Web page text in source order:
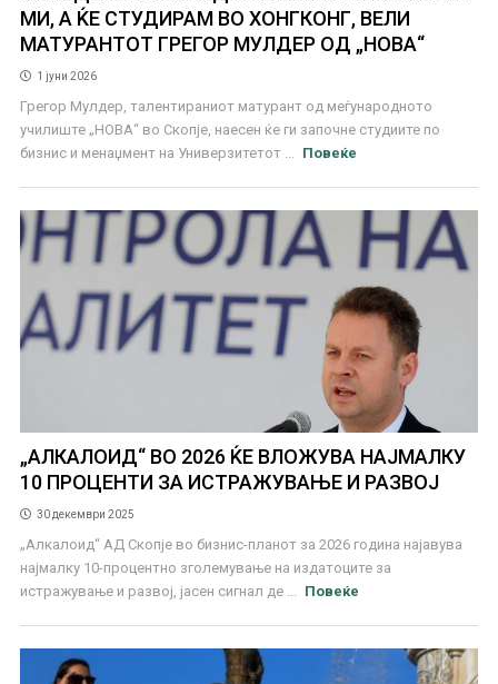
МИ, А ЌЕ СТУДИРАМ ВО ХОНГКОНГ, ВЕЛИ
МАТУРАНТОТ ГРЕГОР МУЛДЕР ОД „НОВА“
1 јуни 2026
Грегор Мулдер, талентираниот матурант од меѓународното
училиште „НОВА“ во Скопје, наесен ќе ги започне студиите по
бизнис и менаџмент на Универзитетот ...
Повеќе
„АЛКАЛОИД“ ВО 2026 ЌЕ ВЛОЖУВА НАЈМАЛКУ
10 ПРОЦЕНТИ ЗА ИСТРАЖУВАЊЕ И РАЗВОЈ
30 декември 2025
„Алкалоид“ АД Скопје во бизнис-планот за 2026 година најавува
најмалку 10-процентно зголемување на издатоците за
истражување и развој, јасен сигнал де ...
Повеќе